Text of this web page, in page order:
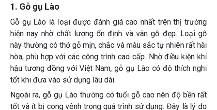
1. Gỗ gụ Lào
Gỗ gụ Lào là loại được đánh giá cao nhất trên thị trường
hiện nay nhờ chất lượng ổn định và vân gỗ đẹp. Loại gỗ
này thường có thớ gỗ mịn, chắc và màu sắc tự nhiên rất hài
hòa, phù hợp với các công trình cao cấp. Nhờ điều kiện khí
hậu tương đồng với Việt Nam, gỗ gụ Lào có độ thích nghi
tốt khi đưa vào sử dụng lâu dài.
Ngoài ra, gỗ gụ Lào thường có tuổi gỗ cao nên độ bền rất
tốt và ít bị cong vênh trong quá trình sử dụng. Đây là lý do